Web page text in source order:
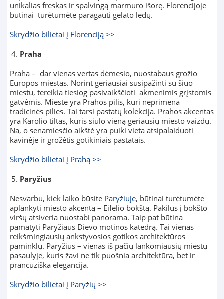
unikalias freskas ir spalvingą marmuro išorę. Florencijoje
būtinai turėtumėte paragauti gelato ledų.
Skrydžio bilietai į Florenciją >>
Praha
Praha – dar vienas vertas dėmesio, nuostabaus grožio
Europos miestas. Norint geriausiai susipažinti su šiuo
miestu, tereikia tiesiog pasivaikščioti akmenimis grįstomis
gatvėmis. Mieste yra Prahos pilis, kuri neprimena
tradicinės pilies. Tai tarsi pastatų kolekcija. Prahos akcentas
yra Karolio tiltas, kuris siūlo vieną geriausių miesto vaizdų.
Na, o senamiesčio aikštė yra puiki vieta atsipalaiduoti
kavinėje ir grožėtis gotikiniais pastatais.
Skrydžio bilietai į Prahą >>
Paryžius
Nesvarbu, kiek laiko būsite Paryžiuje, būtinai turėtumėte
aplankyti miesto akcentą – Eifelio bokštą. Pakilus į bokšto
viršų atsiveria nuostabi panorama. Taip pat būtina
pamatyti Paryžiaus Dievo motinos katedrą. Tai vienas
reikšmingiausių ankstyvosios gotikos architektūros
paminklų. Paryžius – vienas iš pačių lankomiausių miestų
pasaulyje, kuris žavi ne tik puošnia architektūra, bet ir
prancūziška elegancija.
Skrydžio bilietai į Paryžių >>